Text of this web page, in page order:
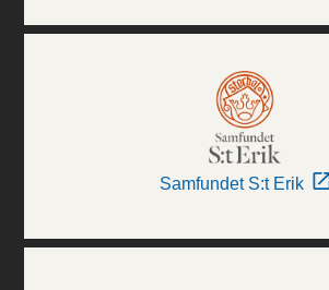
Samfundet S:t Erik